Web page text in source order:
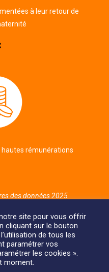
à leur retour de
hautes rémunérations
des données 2025
site pour vous offrir
cliquant sur le bouton
de tous les
paramétrer vos
les cookies ».
moment.